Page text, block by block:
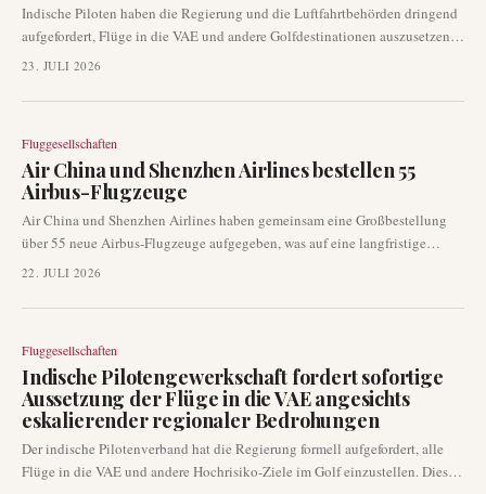
Indische Piloten haben die Regierung und die Luftfahrtbehörden dringend
aufgefordert, Flüge in die VAE und andere Golfdestinationen auszusetzen,
da sich die regionale Sicherheitslage verschlechtert und spezifische
die militärische Eskalation in der Region die Betriebsrisiken für die
Umleitungen. Dieses Problem hat unmittelbare betriebliche Auswirkungen
auf mehrere Fluggesellschaften in einem kritischen internationalen
Verkehrskorridor.
23. JULI 2026
Fluggesellschaften
Air China und Shenzhen Airlines bestellen 55
Airbus-Flugzeuge
Air China und Shenzhen Airlines haben gemeinsam eine Großbestellung
über 55 neue Airbus-Flugzeuge aufgegeben, was auf eine langfristige
Expansion beider Fluggesellschaften hindeutet. Der Deal im Wert von rund
und Schmalrumpfflugzeuge der A320neo-Familie, die von 2029 bis 2032
22. JULI 2026
Fluggesellschaften
Indische Pilotengewerkschaft fordert sofortige
Aussetzung der Flüge in die VAE angesichts
eskalierender regionaler Bedrohungen
Der indische Pilotenverband hat die Regierung formell aufgefordert, alle
Flüge in die VAE und andere Hochrisiko-Ziele im Golf einzustellen. Dieser